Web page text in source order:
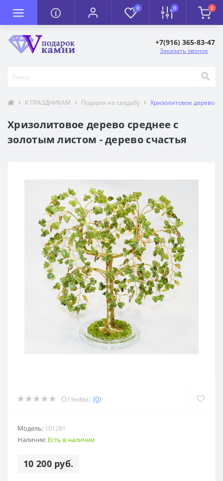
0 0 0
+7(916) 365-83-47
Заказать звонок
К ПРАЗДНИКАМ Подарок на свадьбу Хризолитовое дерево
Хризолитовое дерево среднее с
золотым листом - дерево счастья
Отзывы: (0)
Модель: 101281
Наличие: Есть в наличии
10 200 руб.